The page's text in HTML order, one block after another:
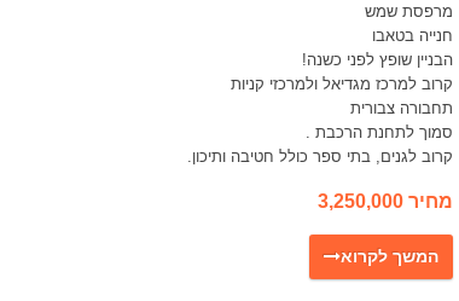
מרפסת שמש
חנייה בטאבו
הבניין שופץ לפני כשנה!
קרוב למרכז מגדיאל ולמרכזי קניות
תחבורה צבורית
סמוך לתחנת הרכבת .
קרוב לגנים, בתי ספר כולל חטיבה ותיכון.
מחיר 3,250,000
‎המשך לקרוא